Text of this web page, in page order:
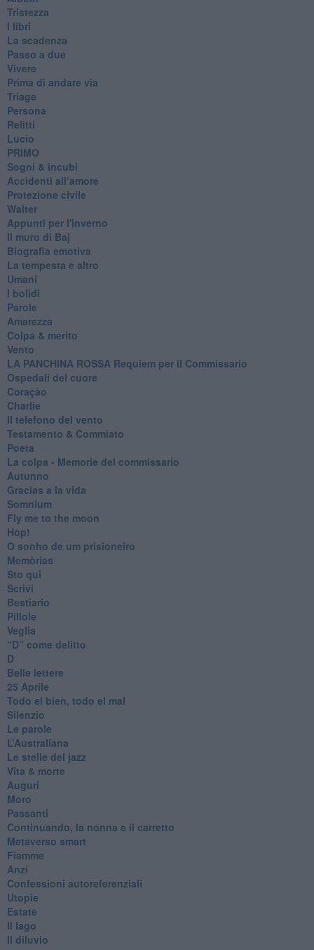
Tristezza
I libri
La scadenza
Passo a due
Vivere
Prima di andare via
Triage
Persona
Relitti
Lucio
PRIMO
Sogni & incubi
Accidenti all’amore
Protezione civile
Walter
Appunti per l'inverno
Il muro di Baj
Biografia emotiva
La tempesta e altro
Umani
I bolidi
Parole
Amarezza
Colpa & merito
Vento
​LA PANCHINA ROSSA Requiem per il Commissario
Ospedali del cuore
Coraçào
Charlie
Il telefono del vento
Testamento & Commiato
Poeta
​La colpa - Memorie del commissario
Autunno
Gracias a la vida
Somnium
Fly me to the moon
Hop!
O sonho de um prisioneiro
Memòrias
Sto qui
Scrivi
Bestiario
Pillole
Veglia
​“D” come delitto
D
Belle lettere
25 Aprile
Todo el bien, todo el mal
Silenzio
Le parole
​L’Australiana
Le stelle del jazz
Vita & morte
Auguri
Moro
Passanti
Continuando, la nonna e il carretto
Metaverso smart
Fiamme
Anzi
Confessioni autoreferenziali
Utopie
Estate
Il lago
Il diluvio